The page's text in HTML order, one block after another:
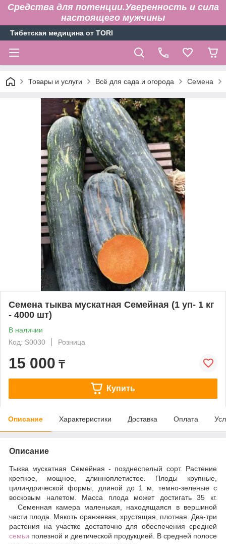
Средства для потенции.Уверенность и сила
настоящего мужчины
Тибетская медицина от TORI
Товары и услуги Всё для сада и огорода Семена
Семена тыква мускатная Семейная (1 уп- 1 кг
- 4000 шт)
В наличии
Код: S0030
Розница
15 000 ₸
Купить
Описание Характеристики Доставка Оплата
Описание
Тыква мускатная Семейная - позднеспелый сорт. Растение
крепкое, мощное, длинноплетистое. Плоды крупные,
цилиндрической формы, длиной до 1 м, темно-зеленые с
восковым налетом. Масса плода может достигать 35 кг.
Семенная камера маленькая, находящаяся в вершиной
части плода. Мякоть оранжевая, хрустящая, плотная. Два-три
растения на участке достаточно для обеспечения средней
семьи полезной и диетической продукцией. В средней полосе